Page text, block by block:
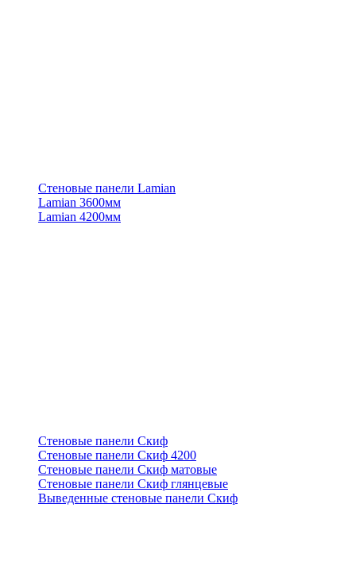
Стеновые панели Lamian
Lamian 3600мм
Lamian 4200мм
Стеновые панели Скиф
Стеновые панели Скиф 4200
Стеновые панели Скиф матовые
Стеновые панели Скиф глянцевые
Выведенные стеновые панели Скиф